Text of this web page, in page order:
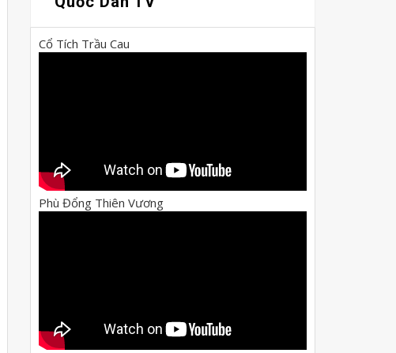
Cổ Tích Trầu Cau
Phù Đổng Thiên Vương